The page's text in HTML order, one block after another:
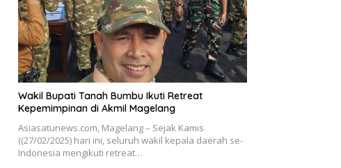
Wakil Bupati Tanah Bumbu Ikuti Retreat
Kepemimpinan di Akmil Magelang
Asiasatunews.com, Magelang – Sejak Kamis
((27/02/2025) hari ini, seluruh wakil kepala daerah se-
Indonesia mengikuti retreat…